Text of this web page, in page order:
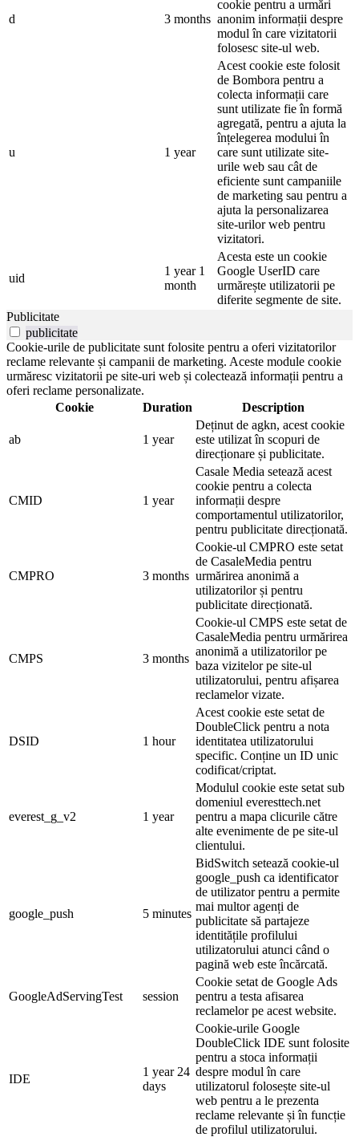
d 3 months
cookie pentru a urmări
anonim informații despre
modul în care vizitatorii
folosesc site-ul web.
u 1 year
Acest cookie este folosit
de Bombora pentru a
colecta informații care
sunt utilizate fie în formă
agregată, pentru a ajuta la
înțelegerea modului în
care sunt utilizate site-
urile web sau cât de
eficiente sunt campaniile
de marketing sau pentru a
ajuta la personalizarea
site-urilor web pentru
vizitatori.
uid
1 year 1
month
Acesta este un cookie
Google UserID care
urmărește utilizatorii pe
diferite segmente de site.
Publicitate
publicitate
Cookie-urile de publicitate sunt folosite pentru a oferi vizitatorilor
reclame relevante și campanii de marketing. Aceste module cookie
urmăresc vizitatorii pe site-uri web și colectează informații pentru a
oferi reclame personalizate.
Cookie
Duration Description
ab 1 year
Deținut de agkn, acest cookie
este utilizat în scopuri de
direcționare și publicitate.
CMID 1 year
Casale Media setează acest
cookie pentru a colecta
informații despre
comportamentul utilizatorilor,
pentru publicitate direcționată.
CMPRO 3 months
Cookie-ul CMPRO este setat
de CasaleMedia pentru
urmărirea anonimă a
utilizatorilor și pentru
publicitate direcționată.
CMPS 3 months
Cookie-ul CMPS este setat de
CasaleMedia pentru urmărirea
anonimă a utilizatorilor pe
baza vizitelor pe site-ul
utilizatorului, pentru afișarea
reclamelor vizate.
DSID 1 hour
Acest cookie este setat de
DoubleClick pentru a nota
identitatea utilizatorului
specific. Conține un ID unic
codificat/criptat.
everest_g_v2 1 year
Modulul cookie este setat sub
domeniul everesttech.net
pentru a mapa clicurile către
alte evenimente de pe site-ul
clientului.
google_push 5 minutes
BidSwitch setează cookie-ul
google_push ca identificator
de utilizator pentru a permite
mai multor agenți de
publicitate să partajeze
identitățile profilului
utilizatorului atunci când o
pagină web este încărcată.
GoogleAdServingTest session
Cookie setat de Google Ads
pentru a testa afisarea
reclamelor pe acest website.
IDE
1 year 24
days
Cookie-urile Google
DoubleClick IDE sunt folosite
pentru a stoca informații
despre modul în care
utilizatorul folosește site-ul
web pentru a le prezenta
reclame relevante și în funcție
de profilul utilizatorului.